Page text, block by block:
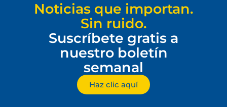
Noticias que importan.
Sin ruido.
Suscríbete gratis a
nuestro boletín
semanal
Haz clic aquí